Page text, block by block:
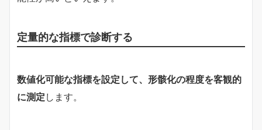
定量的な指標で診断する
数値化可能な指標を設定して、形骸化の程度を客観的
に測定 します。